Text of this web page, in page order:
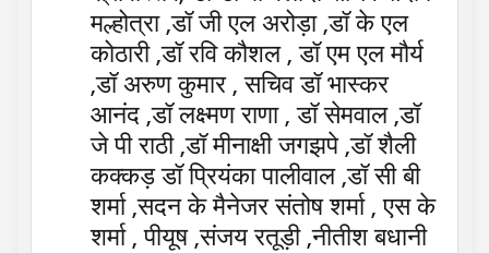
मल्होत्रा ,डॉ जी एल अरोड़ा ,डॉ के एल
कोठारी ,डॉ रवि कौशल , डॉ एम एल मौर्य
,डॉ अरुण कुमार , सचिव डॉ भास्कर
आनंद ,डॉ लक्ष्मण राणा , डॉ सेमवाल ,डॉ
जे पी राठी ,डॉ मीनाक्षी जगझपे ,डॉ शैली
कक्कड़ डॉ प्रियंका पालीवाल ,डॉ सी बी
शर्मा ,सदन के मैनेजर संतोष शर्मा , एस के
शर्मा , पीयूष ,संजय रतूड़ी ,नीतीश बधानी